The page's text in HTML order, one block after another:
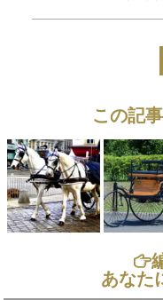
この記
あなた